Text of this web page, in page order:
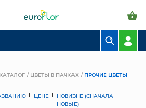
КАТАЛОГ ЦВЕТЫ В ПАЧКАХ ПРОЧИЕ ЦВЕТЫ
ЦЕНЕ
НОВИЗНЕ (СНАЧАЛА
НОВЫЕ)